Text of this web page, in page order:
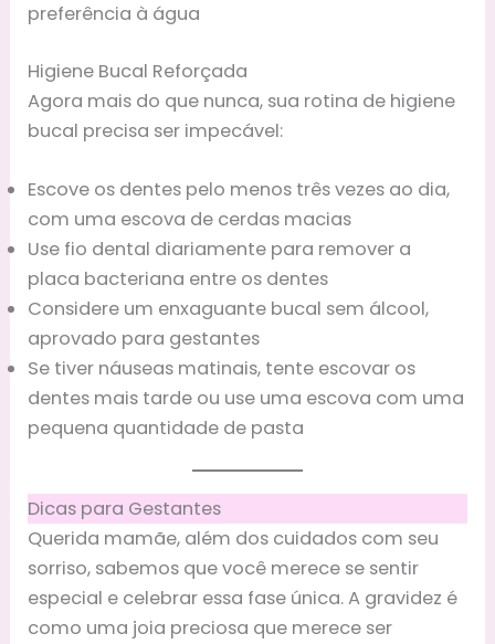
preferência à água
Higiene Bucal Reforçada
Agora mais do que nunca, sua rotina de higiene
bucal precisa ser impecável:
Escove os dentes pelo menos três vezes ao dia,
com uma escova de cerdas macias
Use fio dental diariamente para remover a
placa bacteriana entre os dentes
Considere um enxaguante bucal sem álcool,
aprovado para gestantes
Se tiver náuseas matinais, tente escovar os
dentes mais tarde ou use uma escova com uma
pequena quantidade de pasta
Dicas para Gestantes
Querida mamãe, além dos cuidados com seu
sorriso, sabemos que você merece se sentir
especial e celebrar essa fase única. A gravidez é
como uma joia preciosa que merece ser